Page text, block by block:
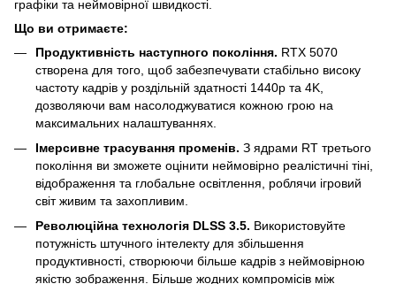
графіки та неймовірної швидкості.
Що ви отримаєте:
Продуктивність наступного покоління. RTX 5070
створена для того, щоб забезпечувати стабільно високу
частоту кадрів у роздільній здатності 1440p та 4K,
дозволяючи вам насолоджуватися кожною грою на
максимальних налаштуваннях.
Імерсивне трасування променів. З ядрами RT третього
покоління ви зможете оцінити неймовірно реалістичні тіні,
відображення та глобальне освітлення, роблячи ігровий
світ живим та захопливим.
Революційна технологія DLSS 3.5. Використовуйте
потужність штучного інтелекту для збільшення
продуктивності, створюючи більше кадрів з неймовірною
якістю зображення. Більше жодних компромісів між